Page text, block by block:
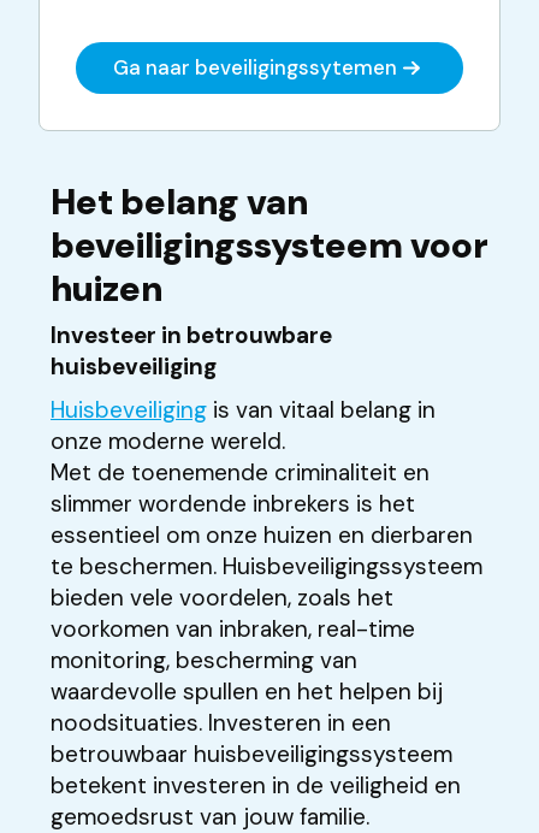
Ga naar beveiligingssytemen
Het belang van
beveiligingssysteem voor
huizen
Investeer in betrouwbare
huisbeveiliging
Huisbeveiliging is van vitaal belang in
onze moderne wereld.
Met de toenemende criminaliteit en
slimmer wordende inbrekers is het
essentieel om onze huizen en dierbaren
te beschermen. Huisbeveiligingssysteem
bieden vele voordelen, zoals het
voorkomen van inbraken, real-time
monitoring, bescherming van
waardevolle spullen en het helpen bij
noodsituaties. Investeren in een
betrouwbaar huisbeveiligingssysteem
betekent investeren in de veiligheid en
gemoedsrust van jouw familie.